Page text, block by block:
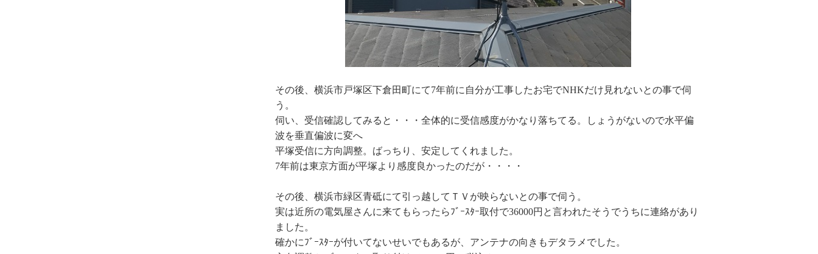
その後、横浜市戸塚区下倉田町にて7年前に自分が工事したお宅でNHKだけ見れないとの事で伺
う。
伺い、受信確認してみると・・・全体的に受信感度がかなり落ちてる。しょうがないので水平偏
波を垂直偏波に変へ
平塚受信に方向調整。ばっちり、安定してくれました。
7年前は東京方面が平塚より感度良かったのだが・・・・
その後、横浜市緑区青砥にて引っ越してＴＶが映らないとの事で伺う。
実は近所の電気屋さんに来てもらったらﾌﾞｰｽﾀｰ取付で36000円と言われたそうでうちに連絡があり
ました。
確かにﾌﾞｰｽﾀｰが付いてないせいでもあるが、アンテナの向きもデタラメでした。